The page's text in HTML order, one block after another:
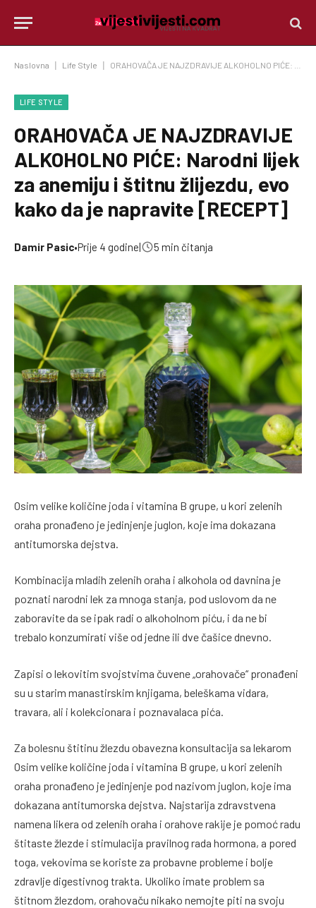
Naslovna Life Style ORAHOVAČA JE NAJZDRAVIJE ALKOHOLNO PIĆE: Narodni lijek za anemiju i štitnu žlijezdu, evo kako da je napravite [RECEPT]
LIFE STYLE
ORAHOVAČA JE NAJZDRAVIJE
ALKOHOLNO PIĆE: Narodni lijek
za anemiju i štitnu žlijezdu, evo
kako da je napravite [RECEPT]
Damir Pasic•Prije 4 godine| 5 min čitanja
Osim velike količine joda i vitamina B grupe, u kori zelenih
oraha pronađeno je jedinjenje juglon, koje ima dokazana
antitumorska dejstva.
Kombinacija mladih zelenih oraha i alkohola od davnina je
poznati narodni lek za mnoga stanja, pod uslovom da ne
zaboravite da se ipak radi o alkoholnom piću, i da ne bi
trebalo konzumirati više od jedne ili dve čašice dnevno.
Zapisi o lekovitim svojstvima čuvene „orahovače“ pronađeni
su u starim manastirskim knjigama, beleškama vidara,
travara, ali i kolekcionara i poznavalaca pića.
Za bolesnu štitinu žlezdu obavezna konsultacija sa lekarom
Osim velike količine joda i vitamina B grupe, u kori zelenih
oraha pronađeno je jedinjenje pod nazivom juglon, koje ima
dokazana antitumorska dejstva. Najstarija zdravstvena
namena likera od zelenih oraha i orahove rakije je pomoć radu
štitaste žlezde i stimulacija pravilnog rada hormona, a pored
toga, vekovima se koriste za probavne probleme i bolje
zdravlje digestivnog trakta. Ukoliko imate problem sa
štitnom žlezdom, orahovaču nikako nemojte piti na svoju